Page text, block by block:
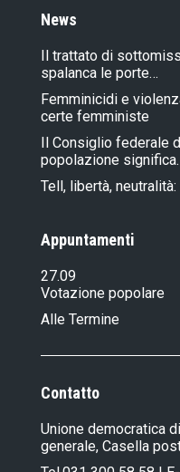
News
Il trattato di
spalanca le porte…
Femminicidi e
certe femministe
Il Consiglio federale
popolazione
Tell, libertà,
Appuntamenti
27.09
Votazione popolare
Alle Termine
Contatto
Unione democratica
generale, Casella